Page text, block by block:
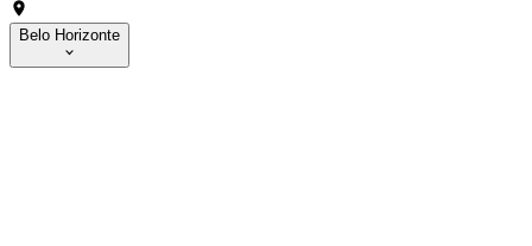
Belo Horizonte